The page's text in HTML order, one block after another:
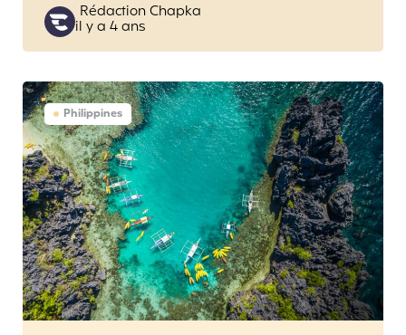
Posted
by
Rédaction Chapka
il y a 4 ans
Philippines